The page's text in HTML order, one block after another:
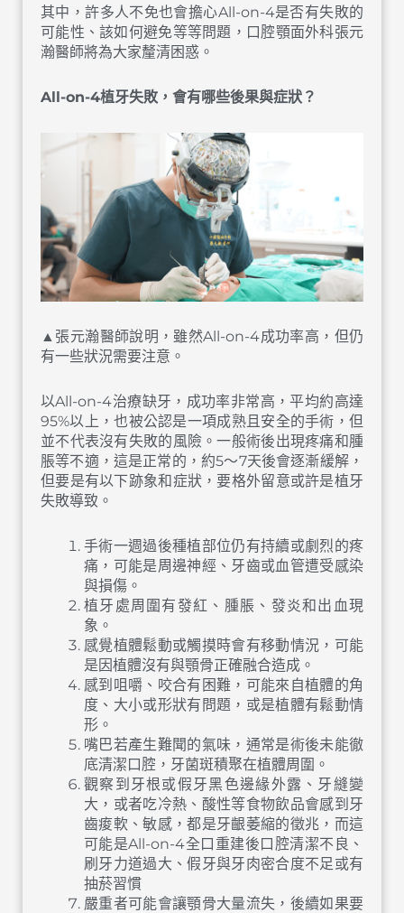
其中，許多人不免也會擔心All-on-4是否有失敗的
可能性、該如何避免等等問題，口腔顎面外科張元
瀚醫師將為大家釐清困惑。
All-on-4植牙失敗 ，會有哪些後果與症狀？
▲張元瀚醫師說明，雖然All-on-4成功率高，但仍
有一些狀況需要注意。
以All-on-4治療缺牙，成功率非常高，平均約高達
95%以上，也被公認是一項成熟且安全的手術，但
並不代表沒有失敗的風險。一般術後出現疼痛和腫
脹等不適，這是正常的，約5～7天後會逐漸緩解，
但要是有以下跡象和症狀，要格外留意或許是植牙
失敗導致。
手術一週過後種植部位仍有持續或劇烈的疼
痛，可能是周邊神經、牙齒或血管遭受感染
與損傷。
植牙處周圍有發紅、腫脹、發炎和出血現
象。
感覺植體鬆動或觸摸時會有移動情況，可能
是因植體沒有與顎骨正確融合造成。
感到咀嚼、咬合有困難，可能來自植體的角
度、大小或形狀有問題，或是植體有鬆動情
形。
嘴巴若產生難聞的氣味，通常是術後未能徹
底清潔口腔，牙菌斑積聚在植體周圍。
觀察到牙根或假牙黑色邊緣外露、牙縫變
大，或者吃冷熱、酸性等食物飲品會感到牙
齒痠軟、敏感，都是牙齦萎縮的徵兆，而這
可能是All-on-4全口重建後口腔清潔不良、
刷牙力道過大、假牙與牙肉密合度不足或有
抽菸習慣
嚴重者可能會讓顎骨大量流失，後續如果要